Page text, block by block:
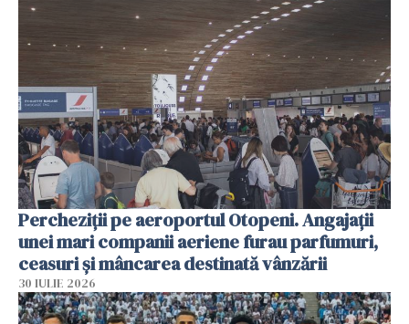
Percheziții pe aeroportul Otopeni. Angajații
unei mari companii aeriene furau parfumuri,
ceasuri și mâncarea destinată vânzării
30 IULIE 2026